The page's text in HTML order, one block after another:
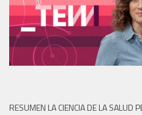
RESUMEN LA CIENCIA DE LA SALUD